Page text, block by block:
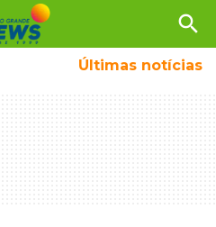
search
Últimas notícias